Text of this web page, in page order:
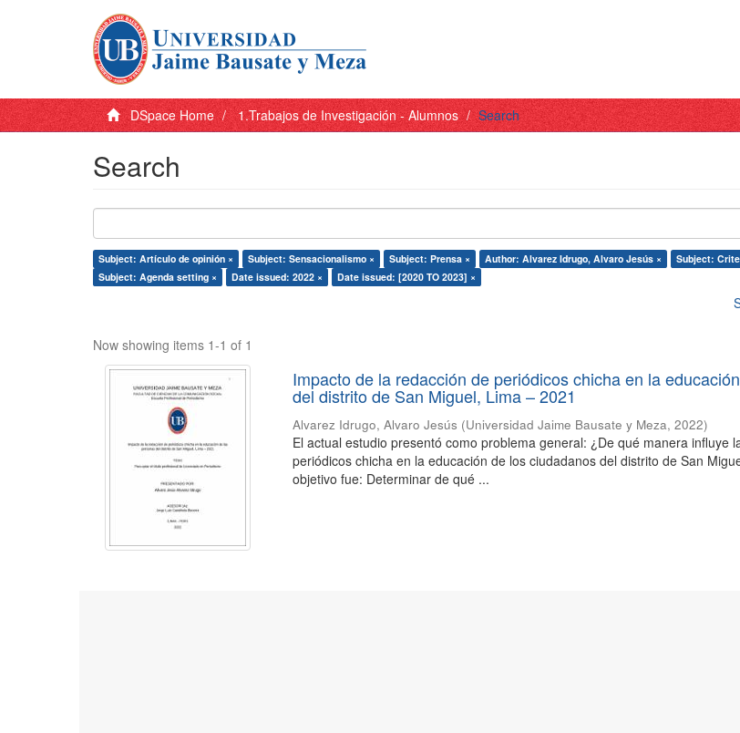
DSpace Home 1.Trabajos de Investigación - Alumnos Search
Search
Subject: Artículo de opinión × Subject: Sensacionalismo × Subject: Prensa × Author: Alvarez Idrugo, Alvaro Jesús ×
Subject:
Subject: Agenda setting ×
Date issued: 2022 × Date issued: [2020 TO 2023] ×
Now showing items 1-1 of 1
Impacto de la redacción de periódicos chicha en la
del distrito de San Miguel, Lima – 2021
Alvarez Idrugo, Alvaro Jesús (Universidad Jaime Bausate y Meza,2022)
El actual estudio presentó como problema general: ¿De qué manera influye
periódicos chicha en la educación de los ciudadanos del distrito de San
objetivo fue: Determinar de qué ...